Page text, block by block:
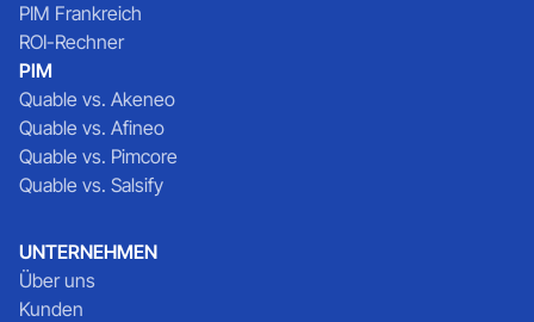
PIM Frankreich
ROI-Rechner
PIM
Quable vs. Akeneo
Quable vs. Afineo
Quable vs. Pimcore
Quable vs. Salsify
UNTERNEHMEN
Über uns
Kunden